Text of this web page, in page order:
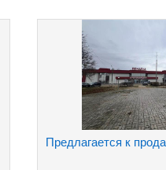
Предлагается к